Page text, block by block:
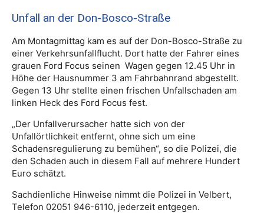
Unfall an der Don-Bosco-Straße
Am Montagmittag kam es auf der Don-Bosco-Straße zu
einer Verkehrsunfallflucht. Dort hatte der Fahrer eines
grauen Ford Focus seinen Wagen gegen 12.45 Uhr in
Höhe der Hausnummer 3 am Fahrbahnrand abgestellt.
Gegen 13 Uhr stellte einen frischen Unfallschaden am
linken Heck des Ford Focus fest.
„Der Unfallverursacher hatte sich von der
Unfallörtlichkeit entfernt, ohne sich um eine
Schadensregulierung zu bemühen“, so die Polizei, die
den Schaden auch in diesem Fall auf mehrere Hundert
Euro schätzt.
Sachdienliche Hinweise nimmt die Polizei in Velbert,
Telefon 02051 946-6110, jederzeit entgegen.